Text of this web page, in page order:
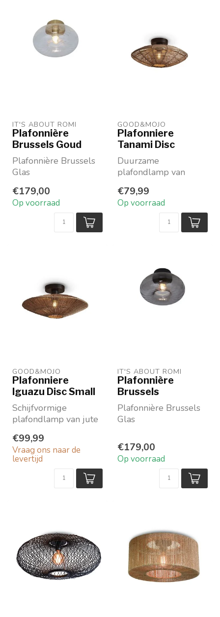
IT'S ABOUT ROMI
Plafonnière
Brussels Goud
Plafonnière Brussels
Glas
Merk: Good&Mojo
€179,00
Op voorraad
GOOD&MOJO
Plafonniere
Tanami Disc
Duurzame
plafondlamp van
In naturel
Maat S ø 40 x hoogte
€79,99
Op voorraad
GOOD&MOJO
Plafonniere
Iguazu Disc Small
Schijfvormige
plafondlamp van jute
cm
€99,99
Vraag ons naar de
levertijd
IT'S ABOUT ROMI
Plafonnière
Brussels
Plafonnière Brussels
Glas
Merk: Good&Mojo
€179,00
Op voorraad